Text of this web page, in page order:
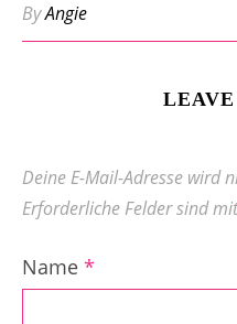
ByAngie
Deine E-Mail-Adresse wird
Erforderliche Felder sind
Name *